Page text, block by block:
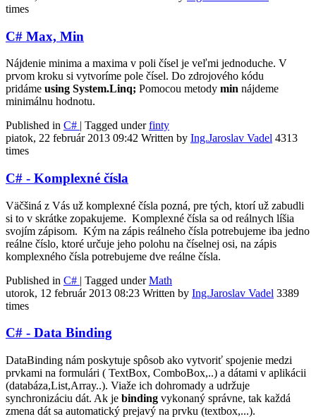
times
C# Max, Min
Nájdenie minima a maxima v poli čísel je veľmi jednoduche. V
prvom kroku si vytvoríme pole čísel. Do zdrojového kódu
pridáme using System.Linq; Pomocou metody min nájdeme
minimálnu hodnotu.
Published in C# | Tagged under finty
piatok, 22 február 2013 09:42 Written by Ing.Jaroslav Vadel 4313
times
C# - Komplexné čísla
Väčšiná z Vás už komplexné čísla pozná, pre tých, ktorí už zabudli
si to v skrátke zopakujeme. Komplexné čísla sa od reálnych líšia
svojím zápisom. Kým na zápis reálneho čísla potrebujeme iba jedno
reálne číslo, ktoré určuje jeho polohu na číselnej osi, na zápis
komplexného čísla potrebujeme dve reálne čísla.
Published in C# | Tagged under Math
utorok, 12 február 2013 08:23 Written by Ing.Jaroslav Vadel 3389
times
C# - Data Binding
DataBinding nám poskytuje spôsob ako vytvoriť spojenie medzi
prvkami na formulári ( TextBox, ComboBox,..) a dátami v aplikácii
(databáza,List,Array..). Viaže ich dohromady a udržuje
synchronizáciu dát. Ak je binding vykonaný správne, tak každá
zmena dát sa automatický prejavý na prvku (textbox,...).